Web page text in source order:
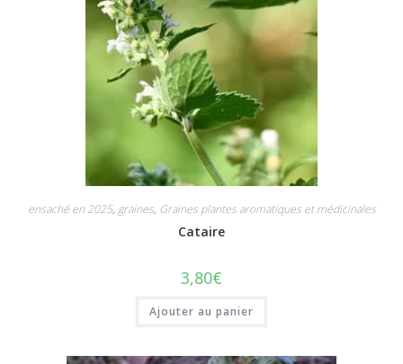
ensaché en 2025, graines, Graines plantes aromatiques et médicinales
Cataire
3,80€
Ajouter au panier